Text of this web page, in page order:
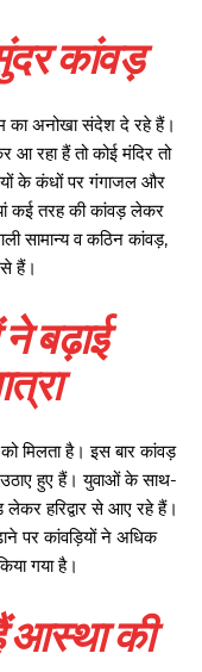
कांवड़
का अनोखा संदेश दे रहे हैं।
रहा हैं तो कोई मंदिर तो
के कंधों पर गंगाजल और
कई तरह की कांवड़ लेकर
सामान्य व कठिन कांवड़,
हैं।
बढ़ाई
मिलता है। इस बार कांवड़
हुए हैं। युवाओं के साथ-
हरिद्वार से आए रहे हैं।
पर कांवड़ियों ने अधिक
गया है।
आस्था की